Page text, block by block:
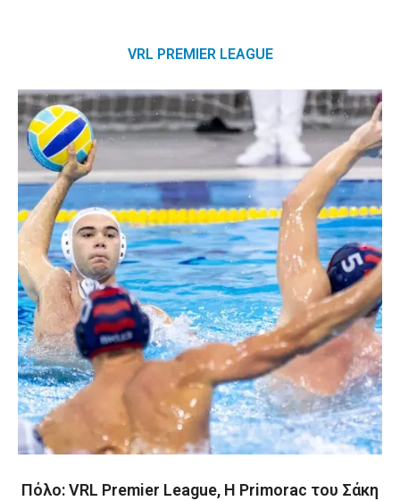
VRL PREMIER LEAGUE
Πόλο: VRL Premier League, Η Primorac του Σάκη